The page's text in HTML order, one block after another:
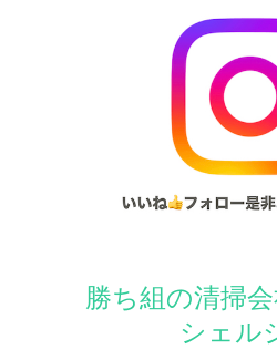
勝ち組の清掃
シェル